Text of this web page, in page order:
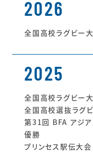
2026
全国高校ラグビー
2025
全国高校ラグビー
全国高校選抜ラグ
第31回 BFA アジ
優勝
プリンセス駅伝大